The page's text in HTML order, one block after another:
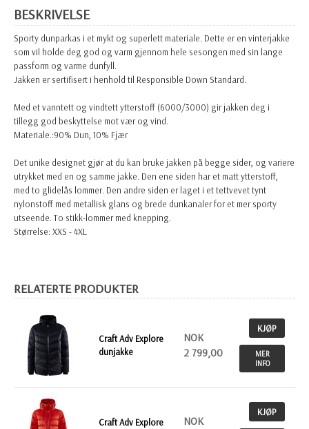
BESKRIVELSE
Sporty dunparkas i et mykt og superlett materiale. Dette er en vinterjakke
som vil holde deg god og varm gjennom hele sesongen med sin lange
passform og varme dunfyll.
Jakken er sertifisert i henhold til Responsible Down Standard.
Med et vanntett og vindtett ytterstoff (6000/3000) gir jakken deg i
tillegg god beskyttelse mot vær og vind.
Materiale.:90% Dun, 10% Fjær
Det unike designet gjør at du kan bruke jakken på begge sider, og variere
utrykket med en og samme jakke. Den ene siden har et matt ytterstoff,
med to glidelås lommer. Den andre siden er laget i et tettvevet tynt
nylonstoff med metallisk glans og brede dunkanaler for et mer sporty
utseende. To stikk-lommer med knepping.
Størrelse: XXS - 4XL
RELATERTE PRODUKTER
Craft Adv Explore
dunjakke
NOK
2 799,00
KJØP
MER
INFO
Craft Adv Explore
NOK
KJØP